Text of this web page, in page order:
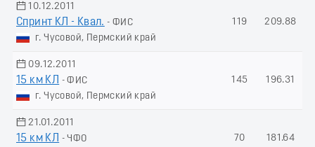
10.12.2011
Спринт КЛ - Квал. - ФИС
г. Чусовой, Пермский край
119 209.88
09.12.2011
15 км КЛ
- ФИС
г. Чусовой, Пермский край
145 196.31
21.01.2011
15 км КЛ
- ЧФО
70 181.64